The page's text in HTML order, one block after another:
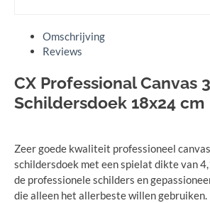
Omschrijving
Reviews
CX Professional Canvas
Schildersdoek 18x24 cm
Zeer goede kwaliteit professioneel
schildersdoek met een spielat dikte van
de professionele schilders en
die alleen het allerbeste willen gebruiken.